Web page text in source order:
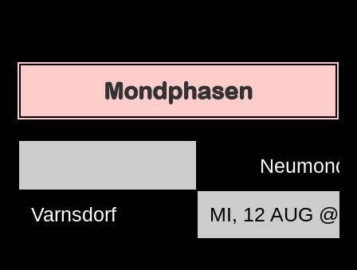
Mondphasen
Neumond
Varnsdorf MI, 12 AUG @